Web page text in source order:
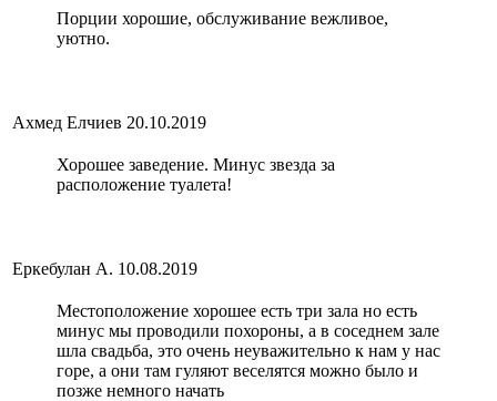
Порции хорошие, обслуживание вежливое,
уютно.
Ахмед Елчиев 20.10.2019
Хорошее заведение. Минус звезда за
расположение туалета!
Еркебулан А. 10.08.2019
Местоположение хорошее есть три зала но есть
минус мы проводили похороны, а в соседнем зале
шла свадьба, это очень неуважительно к нам у нас
горе, а они там гуляют веселятся можно было и
позже немного начать